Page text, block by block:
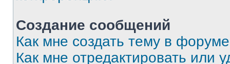
Создание сообщений
Как мне создать тему в
Как мне отредактировать или